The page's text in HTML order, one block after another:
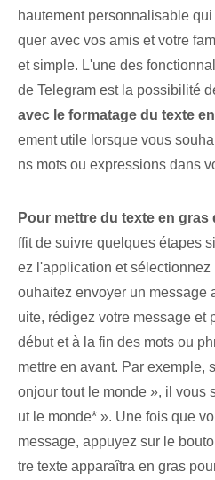
hautement personnalisable
quer avec vos amis et votre
et simple. L'une des
de Telegram est la possibilité
avec le formatage du texte
ement utile lorsque vous
ns mots ou expressions dans
Pour mettre du texte en gras
ffit de suivre quelques étapes
ez l'application⁣ et
ouhaitez envoyer un message
uite, rédigez votre ⁤message et
début et à la fin des mots ou
mettre en avant. Par exemple,
onjour tout le monde », il vous
ut le monde* ». Une fois que
message, appuyez sur le
tre texte apparaîtra en gras